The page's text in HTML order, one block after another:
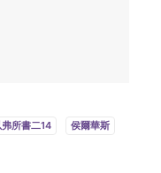
弗所書二14 侯爾華斯